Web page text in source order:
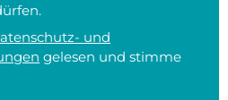
und
gelesen und stimme